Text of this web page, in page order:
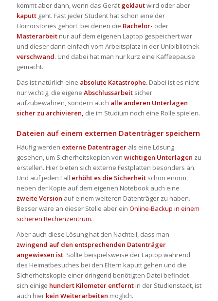
kommt aber dann, wenn das Gerät geklautwird oder aber
kaputtgeht. Fast jeder Student hat schon eine der
Horrorstories gehört, bei denen die Bachelor- oder
Masterarbeitnur auf dem eigenen Laptop gespeichert war
und dieser dann einfach vom Arbeitsplatz in der Unibibliothek
verschwand. Und dabei hat man nur kurz eine Kaffeepause
gemacht.
Das ist natürlich eine absolute Katastrophe.Dabei ist es nicht
nur wichtig, die eigene Abschlussarbeitsicher
aufzubewahren, sondern auch alle anderen Unterlagen
sicher zu archivieren, die im Studium noch eine Rolle spielen.
Dateien auf einem externen Datenträger speichern
Häufig werden externe Datenträgerals eine Lösung
gesehen, um Sicherheitskopien von wichtigen Unterlagen zu
erstellen. Hier bieten sich externe Festplatten besonders an.
Und auf jeden Fall erhöht es die Sicherheitschon enorm,
neben der Kopie auf dem eigenen Notebook auch eine
zweite Version auf einem weiteren Datenträger zu haben.
Besser wäre an dieser Stelle aber ein Online-Backup in einem
sicheren Rechenzentrum.
Aber auch diese Lösung hat den Nachteil, dass man
zwingend auf den entsprechenden Datenträger
angewiesen ist. Sollte beispielsweise der Laptop während
des Heimatbesuches bei den Eltern kaputt gehen und die
Sicherheitskopie einer dringend benötigten Datei befindet
sich einige hundert Kilometer entferntin der Studienstadt, ist
auch hier kein Weiterarbeiten möglich.